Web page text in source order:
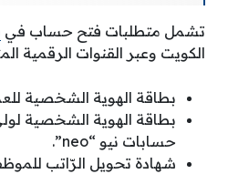
تشمل متطلبات فتح حساب في
الكويت وعبر القنوات الرقمية
بطاقة الهوية الشخصية
بطاقة الهوية الشخصية
حسابات نيو “neo”.
شهادة تحويل الرّاتب